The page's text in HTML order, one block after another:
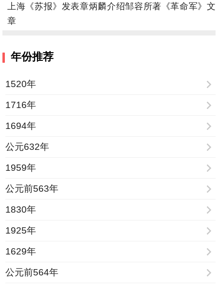
上海《苏报》发表章炳麟介绍邹容所著《革命军》文
章
年份推荐
1520年
1716年
1694年
公元632年
1959年
公元前563年
1830年
1925年
1629年
公元前564年